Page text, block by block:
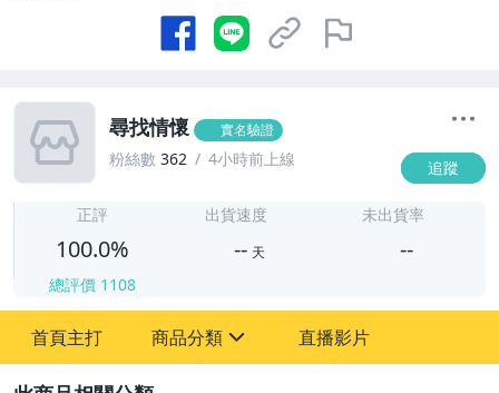
尋找情懷 實名驗證
粉絲數 362 4小時前上線 追蹤
正評
100.0%
總評價 1108
出貨速度
-- 天
未出貨率
--
首頁主打 商品分類 直播影片